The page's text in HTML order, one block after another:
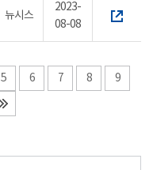
뉴시스
2023-
08-08
5 6 7 8
9